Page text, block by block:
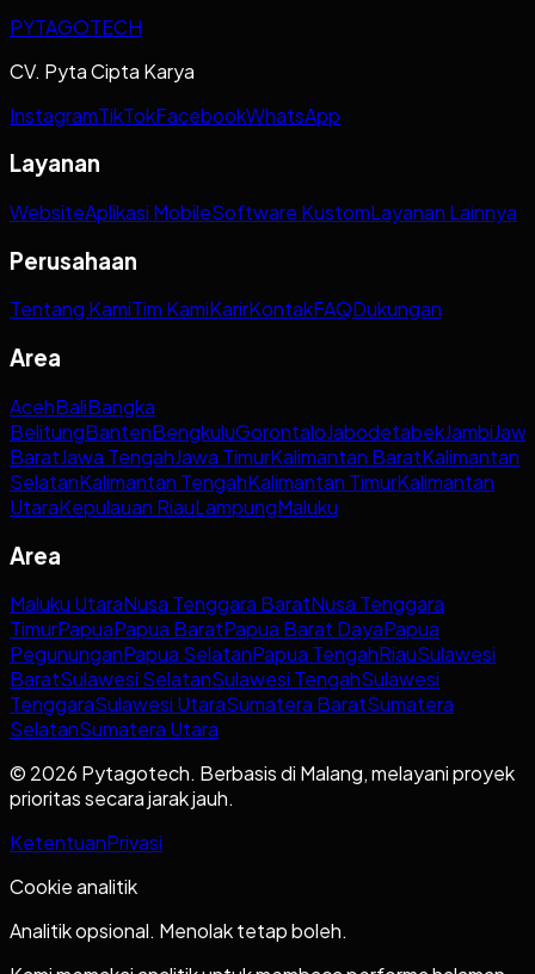
PYTAGOTECH
CV. Pyta Cipta Karya
InstagramTikTokFacebookWhatsApp
Layanan
WebsiteAplikasi MobileSoftware KustomLayanan Lainnya
Perusahaan
Tentang KamiTim KamiKarirKontakFAQDukungan
Area
AcehBaliBangka
BelitungBantenBengkuluGorontaloJabodetabekJambi
BaratJawa TengahJawa TimurKalimantan BaratKalimantan
SelatanKalimantan TengahKalimantan TimurKalimantan
UtaraKepulauan RiauLampungMaluku
Area
Maluku UtaraNusa Tenggara BaratNusa Tenggara
TimurPapuaPapua BaratPapua Barat DayaPapua
PegununganPapua SelatanPapua TengahRiauSulawesi
BaratSulawesi SelatanSulawesi TengahSulawesi
TenggaraSulawesi UtaraSumatera BaratSumatera
SelatanSumatera Utara
© 2026 Pytagotech. Berbasis di Malang, melayani proyek
prioritas secara jarak jauh.
KetentuanPrivasi
Cookie analitik
Analitik opsional. Menolak tetap boleh.